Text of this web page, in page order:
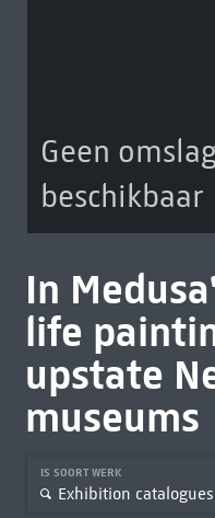
Geen
beschikbaar
In
life
upstate
museums
IS SOORT WERK
Exhibition catalogues